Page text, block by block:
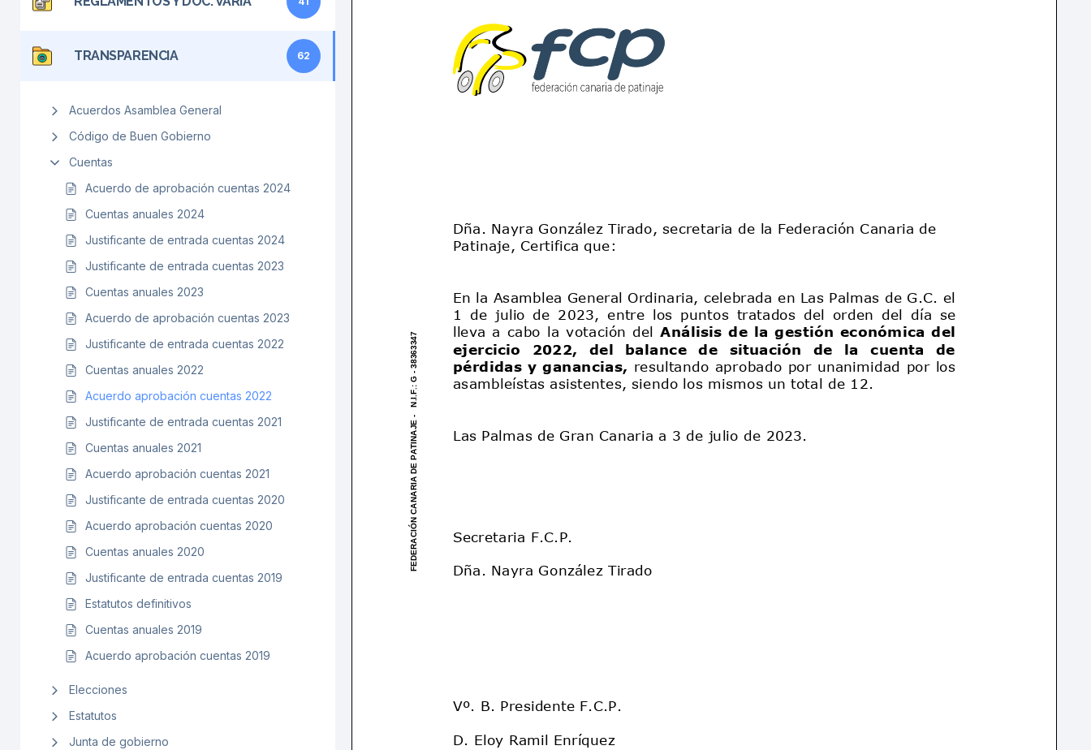
Roller Freestyle
Skateboard
Órganos disciplinarios
Protocolo de protección a la infancia y adolescencia
TRANSPARENCIA 62
Acuerdos Asamblea General
Código de Buen Gobierno
Cuentas
Acuerdo de aprobación cuentas 2024
Cuentas anuales 2024
Justificante de entrada cuentas 2024
Justificante de entrada cuentas 2023
Cuentas anuales 2023
Acuerdo de aprobación cuentas 2023
Justificante de entrada cuentas 2022
Cuentas anuales 2022
Acuerdo aprobación cuentas 2022
Justificante de entrada cuentas 2021
Cuentas anuales 2021
Acuerdo aprobación cuentas 2021
Justificante de entrada cuentas 2020
Acuerdo aprobación cuentas 2020
Cuentas anuales 2020
Justificante de entrada cuentas 2019
Estatutos definitivos
Cuentas anuales 2019
Acuerdo aprobación cuentas 2019
Elecciones
Estatutos
Junta de gobierno